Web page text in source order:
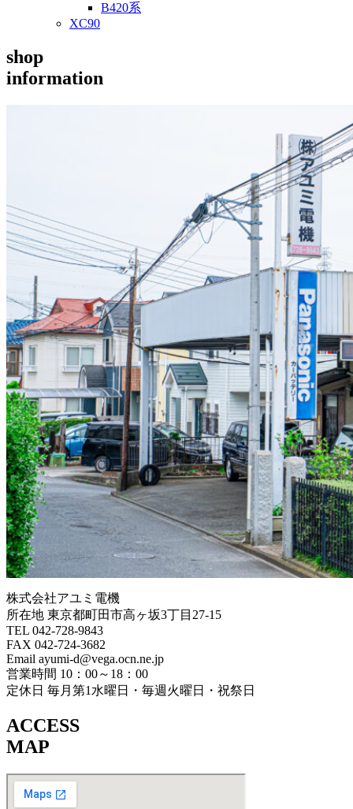
B420系
XC90
shop
information
株式会社アユミ電機
所在地 東京都町田市高ヶ坂3丁目27‐15
TEL 042-728-9843
FAX 042-724-3682
Email ayumi-d@vega.ocn.ne.jp
営業時間 10：00～18：00
定休日 毎月第1水曜日・毎週火曜日・祝祭日
ACCESS
MAP